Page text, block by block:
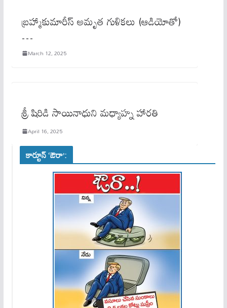
బ్రహ్మాకుమారీస్‌ అమృత గుళికలు (ఆడియోతో)
…
March 12, 2025
శ్రీ షిరిడి సాయినాధుని మధ్యాహ్న హారతి
April 16, 2025
కార్టూన్ ‘ఔరా’: